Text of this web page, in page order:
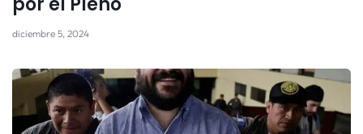
diciembre 5, 2024